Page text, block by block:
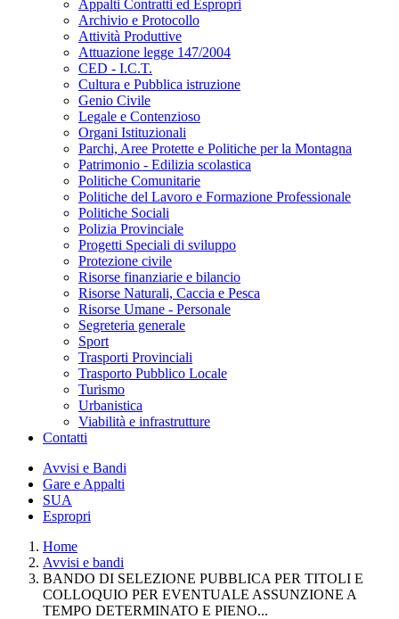
Appalti Contratti ed Espropri
Archivio e Protocollo
Attività Produttive
Attuazione legge 147/2004
CED - I.C.T.
Cultura e Pubblica istruzione
Genio Civile
Legale e Contenzioso
Organi Istituzionali
Parchi, Aree Protette e Politiche per la Montagna
Patrimonio - Edilizia scolastica
Politiche Comunitarie
Politiche del Lavoro e Formazione Professionale
Politiche Sociali
Polizia Provinciale
Progetti Speciali di sviluppo
Protezione civile
Risorse finanziarie e bilancio
Risorse Naturali, Caccia e Pesca
Risorse Umane - Personale
Segreteria generale
Sport
Trasporti Provinciali
Trasporto Pubblico Locale
Turismo
Urbanistica
Viabilità e infrastrutture
Contatti
Avvisi e Bandi
Gare e Appalti
SUA
Espropri
Home
Avvisi e bandi
BANDO DI SELEZIONE PUBBLICA PER TITOLI E
COLLOQUIO PER EVENTUALE ASSUNZIONE A
TEMPO DETERMINATO E PIENO...